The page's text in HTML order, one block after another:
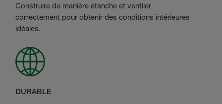
Construire de manière étanche et ventiler
correctement pour obtenir des conditions intérieures
idéales.
DURABLE